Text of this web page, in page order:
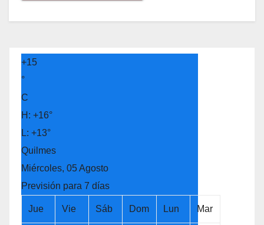
+15
°
C
H: +16°
L: +13°
Quilmes
Miércoles, 05 Agosto
Previsión para 7 días
Jue Vie Sáb Dom Lun Mar